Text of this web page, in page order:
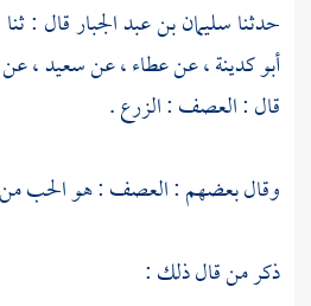
حدثناسليمان بن عبد الجبارقال : ثنا
أبو كدينة، عنعطاء، عنسعيد، عن
قال : العصف : الزرع .
وقال بعضهم : العصف : هو الحب من
ذكر من قال ذلك :